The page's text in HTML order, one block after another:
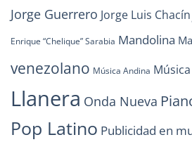
Jorge Guerrero Jorge Luis Chacín
Enrique “Chelique” Sarabia Mandolina
venezolano Música Andina
Llanera Onda Nueva
Pop Latino Publicidad en